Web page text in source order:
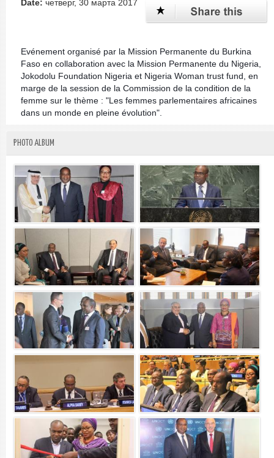
Date: четверг, 30 марта 2017
Evénement organisé par la Mission Permanente du Burkina
Faso en collaboration avec la Mission Permanente du Nigeria,
Jokodolu Foundation Nigeria et Nigeria Woman trust fund, en
marge de la session de la Commission de la condition de la
femme sur le thème : "Les femmes parlementaires africaines
dans un monde en pleine évolution".
PHOTO ALBUM